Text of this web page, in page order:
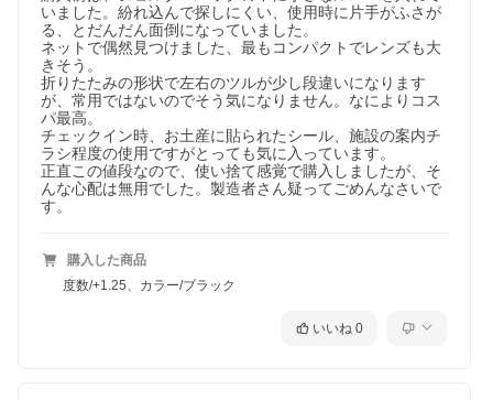
カラーはベーシックなブラックとレッドの2色をご用意。
「コスパ最高」「携帯するのにとてもいい！」と大好評の折畳み
老眼鏡です♪
※当社では、ペーパーレス化促進のため、【領収書】【納品書】
【請求書】などは同梱しておりません。
●返品・交換について●
商品の品質管理に関しまして万全を期しておりますが、万一商品
が破損・汚損していた場合、またはご注文と異なる場合、到着後
はすぐに商品の状態をご確認下さい。
返品・交換をご希望される場合は下記をよくご一読頂いた上でお
・お客様側の責任により、傷や汚れ・破損等が生じた商品につき
ましては返品・交換を承れません。
いました。紛れ込んで探しにくい、使用時に片手がふさが
る、とだんだん面倒になっていました。
ネットで偶然見つけました、最もコンパクトでレンズも大
きそう。
折りたたみの形状で左右のツルが少し段違いになります
が、常用ではないのでそう気になりません。なによりコス
パ最高。
チェックイン時、お土産に貼られたシール、施設の案内チ
ラシ程度の使用ですがとっても気に入っています。
正直この値段なので、使い捨て感覚で購入しましたが、そ
んな心配は無用でした。製造者さん疑ってごめんなさいで
す。
購入した商品
度数/+1.25、カラー/ブラック
いいね 0